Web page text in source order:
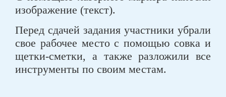
изображение (текст).
Перед сдачей задания участники убрали
свое рабочее место с помощью совка и
щетки-сметки, а также разложили все
инструменты по своим местам.